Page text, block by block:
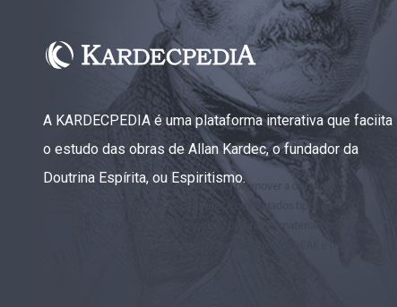
A KARDECPEDIA é uma plataforma interativa que faciita
o estudo das obras de Allan Kardec, o fundador da
Doutrina Espírita, ou Espiritismo.